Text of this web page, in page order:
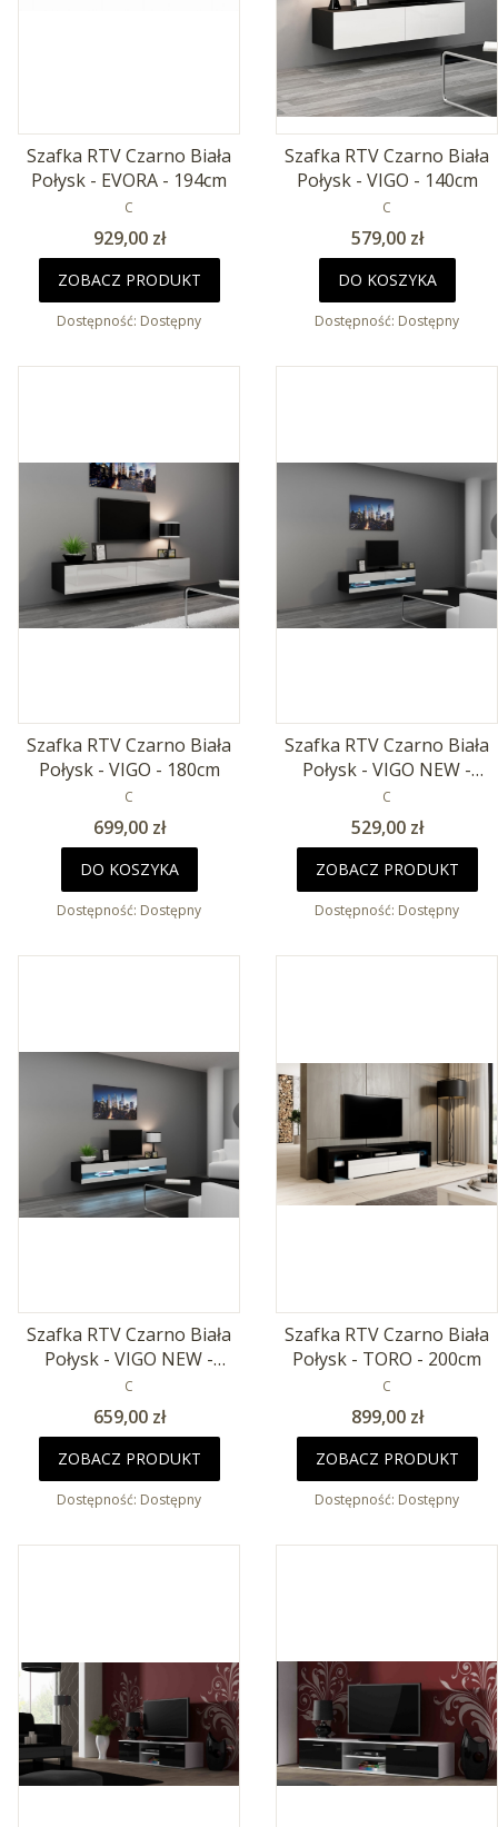
Szafka RTV Czarno Biała
Połysk - EVORA - 194cm
PRODUCENT
C
Cena
929,00 zł
ZOBACZ PRODUKT
Dostępność: Dostępny
Szafka RTV Czarno Biała
Połysk - VIGO - 140cm
PRODUCENT
C
Cena
579,00 zł
DO KOSZYKA
Dostępność: Dostępny
Szafka RTV Czarno Biała
Połysk - VIGO - 180cm
PRODUCENT
C
Cena
699,00 zł
DO KOSZYKA
Dostępność: Dostępny
Szafka RTV Czarno Biała
Połysk - VIGO NEW -
140cm
PRODUCENT
C
Cena
529,00 zł
ZOBACZ PRODUKT
Dostępność: Dostępny
Szafka RTV Czarno Biała
Połysk - VIGO NEW -
180cm
PRODUCENT
C
Cena
659,00 zł
ZOBACZ PRODUKT
Dostępność: Dostępny
Szafka RTV Czarno Biała
Połysk - TORO - 200cm
PRODUCENT
C
Cena
899,00 zł
ZOBACZ PRODUKT
Dostępność: Dostępny